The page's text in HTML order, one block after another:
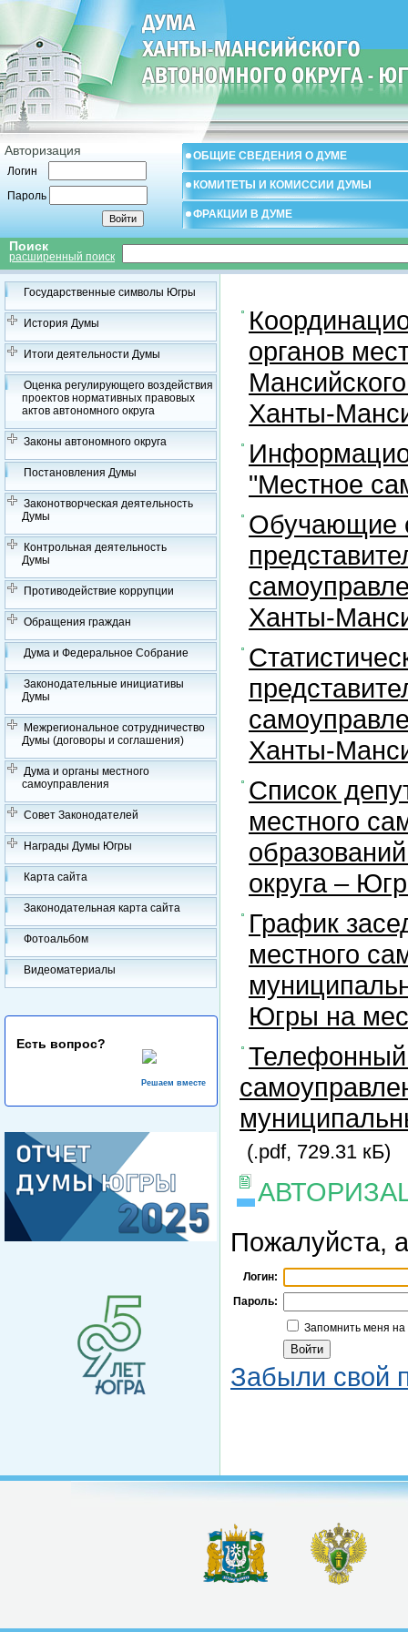
Авторизация
Логин
Пароль
ОБЩИЕ СВЕДЕНИЯ О ДУМЕ
КОМИТЕТЫ И КОМИССИИ ДУМЫ
ФРАКЦИИ В ДУМЕ
Поиск
расширенный поиск
Государственные символы Югры
История Думы
Итоги деятельности Думы
Оценка регулирующего воздействия
проектов нормативных правовых
актов автономного округа
Законы автономного округа
Постановления Думы
Законотворческая деятельность
Думы
Контрольная деятельность
Думы
Противодействие коррупции
Обращения граждан
Дума и Федеральное Собрание
Законодательные инициативы
Думы
Межрегиональное сотрудничество
Думы (договоры и соглашения)
Дума и органы местного
самоуправления
Совет Законодателей
Награды Думы Югры
Карта сайта
Законодательная карта сайта
Фотоальбом
Видеоматериалы
Есть вопрос?
Решаем вместе
органов
Ханты-
"Местное
Обучающие
Ханты-
Ханты-
Список
местного
округа –
График
местного
Югры на
Телефонный
(.pdf, 729.31 кБ)
Пожалуйста,
Логин:
Пароль:
Запомнить меня
Забыли свой